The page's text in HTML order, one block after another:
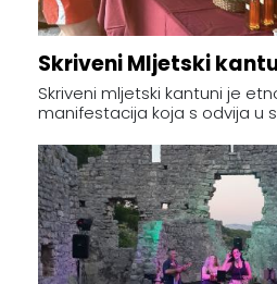
Skriveni Mljetski
Skriveni mljetski kantuni je
manifestacija koja s odvija u